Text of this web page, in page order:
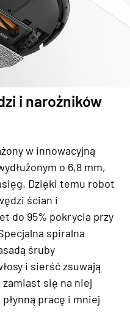
i narożników
w innowacyjną
o 6,8 mm,
Dzięki temu robot
ścian i
do 95% pokrycia przy
spiralna
śruby
i sierść zsuwają
się na niej
pracę i mniej